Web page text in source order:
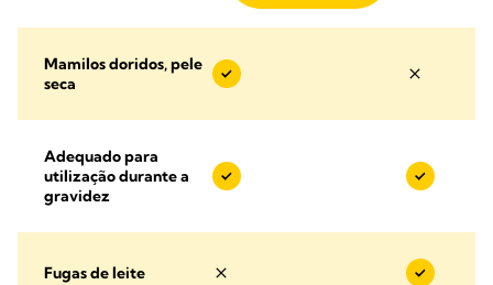
Mamilos doridos, pele
seca
Adequado para
utilização durante a
gravidez
Fugas de leite